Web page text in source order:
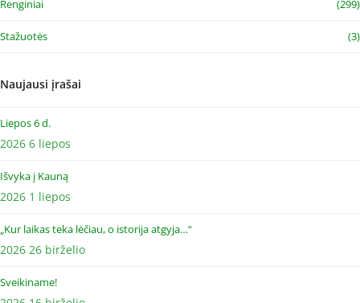
Renginiai (299)
Stažuotės (3)
Naujausi įrašai
Liepos 6 d.
2026 6 liepos
Išvyka į Kauną
2026 1 liepos
„Kur laikas teka lėčiau, o istorija atgyja…“
2026 26 birželio
Sveikiname!